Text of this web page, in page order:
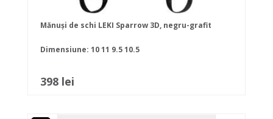
Mănuși de schi LEKI Sparrow 3D, negru-grafit
Dimensiune: 1011 9.510.5
398 lei